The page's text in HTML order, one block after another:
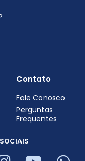
Contato
Fale Conosco
Perguntas
Frequentes